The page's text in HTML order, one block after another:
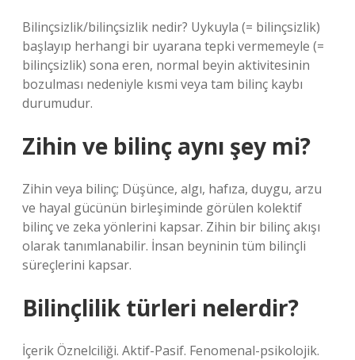
Bilinçsizlik/bilinçsizlik nedir? Uykuyla (= bilinçsizlik)
başlayıp herhangi bir uyarana tepki vermemeyle (=
bilinçsizlik) sona eren, normal beyin aktivitesinin
bozulması nedeniyle kısmi veya tam bilinç kaybı
durumudur.
Zihin ve bilinç aynı şey mi?
Zihin veya bilinç; Düşünce, algı, hafıza, duygu, arzu
ve hayal gücünün birleşiminde görülen kolektif
bilinç ve zeka yönlerini kapsar. Zihin bir bilinç akışı
olarak tanımlanabilir. İnsan beyninin tüm bilinçli
süreçlerini kapsar.
Bilinçlilik türleri nelerdir?
İçerik Öznelciliği. Aktif-Pasif. Fenomenal-psikolojik.